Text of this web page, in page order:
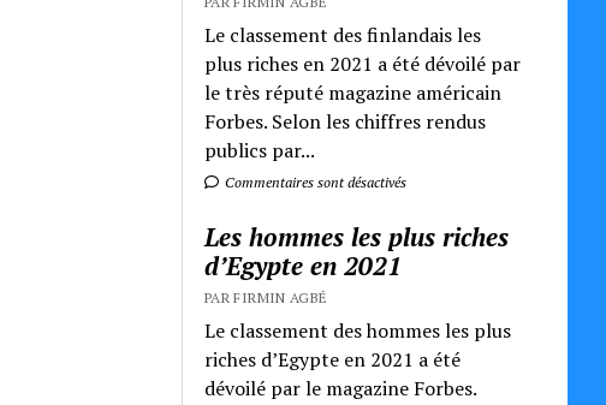
Le classement des finlandais les
plus riches en 2021 a été dévoilé par
le très réputé magazine américain
Forbes. Selon les chiffres rendus
publics par...
Commentaires sont désactivés
Les hommes les plus riches
d’Egypte en 2021
PAR FIRMIN AGBÉ
Le classement des hommes les plus
riches d’Egypte en 2021 a été
dévoilé par le magazine Forbes.